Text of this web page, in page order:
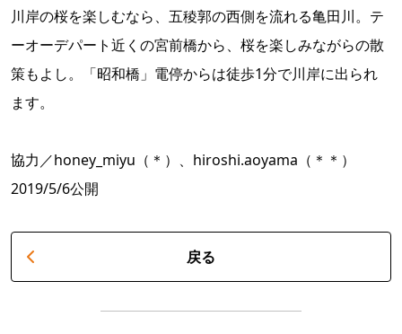
川岸の桜を楽しむなら、五稜郭の西側を流れる亀田川。テ
ーオーデパート近くの宮前橋から、桜を楽しみながらの散
策もよし。「昭和橋」電停からは徒歩1分で川岸に出られ
ます。
協力／honey_miyu（＊）、hiroshi.aoyama（＊＊）
2019/5/6公開
戻る